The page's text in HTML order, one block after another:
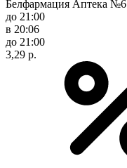
Белфармация Аптека №6
до 21:00
в 20:06
до 21:00
3,29 р.